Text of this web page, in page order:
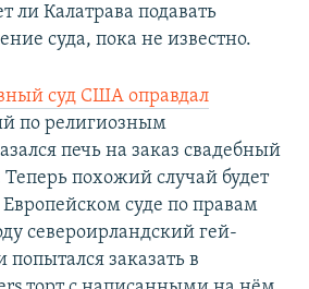
ли Калатрава подавать
суда, пока не известно.
суд США оправдал
по религиозным
печь на заказ свадебный
похожий случай будет
Европейском суде по правам
североирландский гей-
попытался заказать в